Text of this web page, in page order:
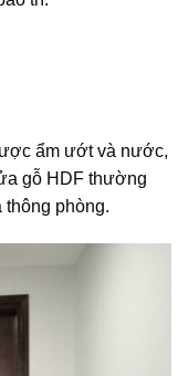
ẩm ướt và nước,
gỗ HDF thường
phòng.